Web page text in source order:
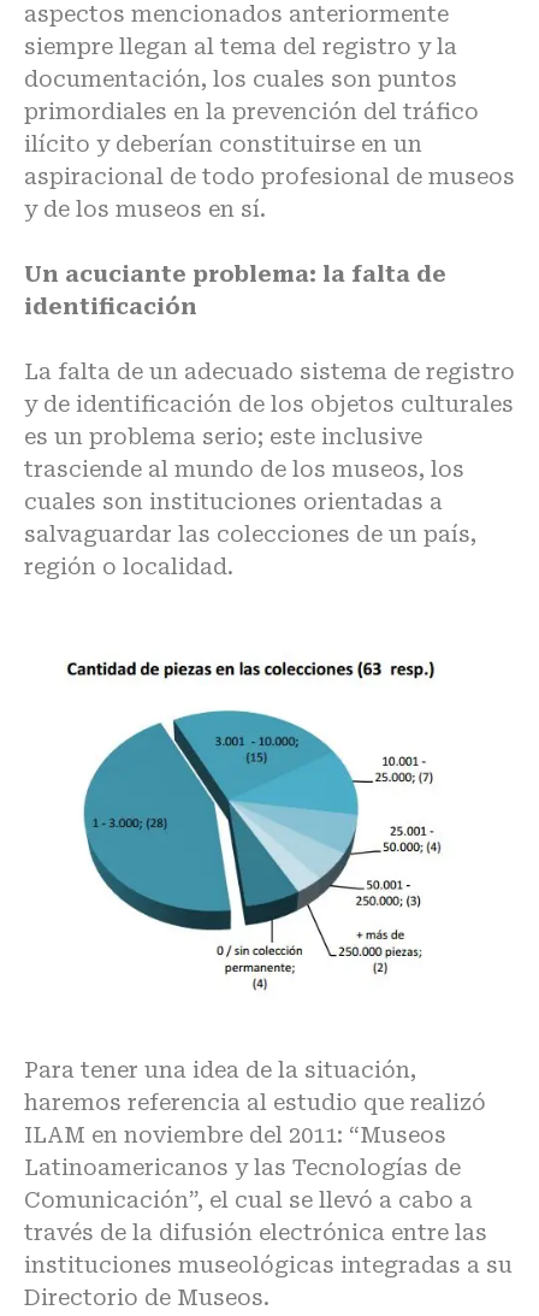
aspectos mencionados anteriormente
siempre llegan al tema del registro y la
documentación, los cuales son puntos
primordiales en la prevención del tráfico
ilícito y deberían constituirse en un
aspiracional de todo profesional de museos
y de los museos en sí.
Un acuciante problema: la falta de
identificación
La falta de un adecuado sistema de registro
y de identificación de los objetos culturales
es un problema serio; este inclusive
trasciende al mundo de los museos, los
cuales son instituciones orientadas a
salvaguardar las colecciones de un país,
región o localidad.
Para tener una idea de la situación,
haremos referencia al estudio que realizó
ILAM en noviembre del 2011: “Museos
Latinoamericanos y las Tecnologías de
Comunicación”, el cual se llevó a cabo a
través de la difusión electrónica entre las
instituciones museológicas integradas a su
Directorio de Museos.